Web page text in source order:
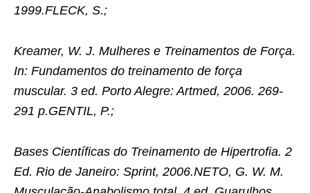
1999.FLECK, S.;
Kreamer, W. J. Mulheres e Treinamentos de Força.
In: Fundamentos do treinamento de força
muscular. 3 ed. Porto Alegre: Artmed, 2006. 269-
291 p.GENTIL, P.;
Bases Científicas do Treinamento de Hipertrofia. 2
Ed. Rio de Janeiro: Sprint, 2006.NETO, G. W. M.